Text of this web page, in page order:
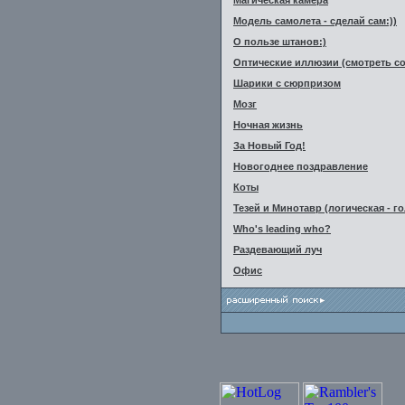
Модель самолета - сделай сам:))
О пользе штанов:)
Оптические иллюзии (смотреть
Шарики с сюрпризом
Мозг
Ночная жизнь
За Новый Год!
Новогоднее поздравление
Коты
Тезей и Минотавр (логическая -
Who's leading who?
Раздевающий луч
Офис